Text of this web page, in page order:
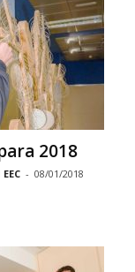
2018
- 08/01/2018